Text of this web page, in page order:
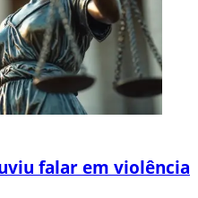
falar em violência